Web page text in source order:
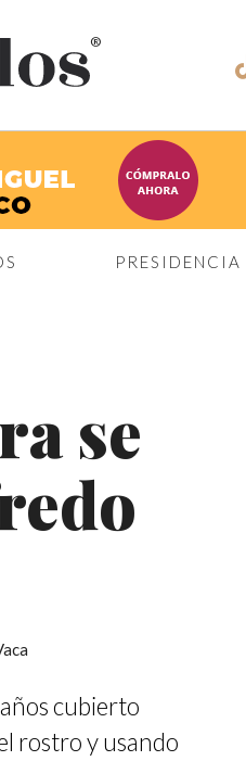
®
PRESIDENCIA
se
cubierto
rostro y usando